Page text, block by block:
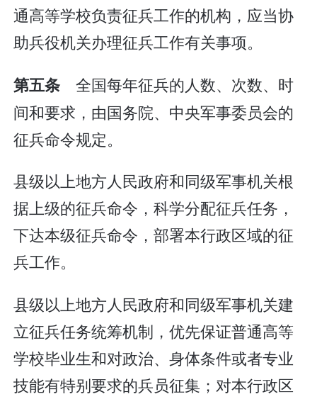
通高等学校负责征兵工作的机构，应当协
助兵役机关办理征兵工作有关事项。
第五条 全国每年征兵的人数、次数、时
间和要求，由国务院、中央军事委员会的
征兵命令规定。
县级以上地方人民政府和同级军事机关根
据上级的征兵命令，科学分配征兵任务，
下达本级征兵命令，部署本行政区域的征
兵工作。
县级以上地方人民政府和同级军事机关建
立征兵任务统筹机制，优先保证普通高等
学校毕业生和对政治、身体条件或者专业
技能有特别要求的兵员征集；对本行政区